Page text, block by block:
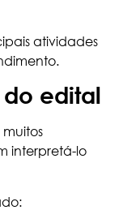
atividades
edital
interpretá-lo